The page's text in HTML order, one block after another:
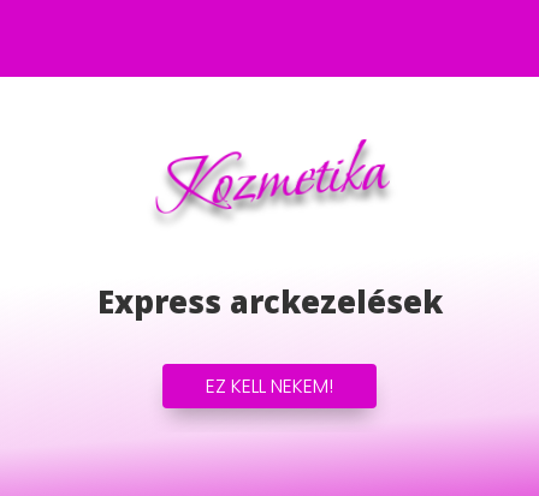
Kozmetika
Express arckezelések
EZ KELL NEKEM!